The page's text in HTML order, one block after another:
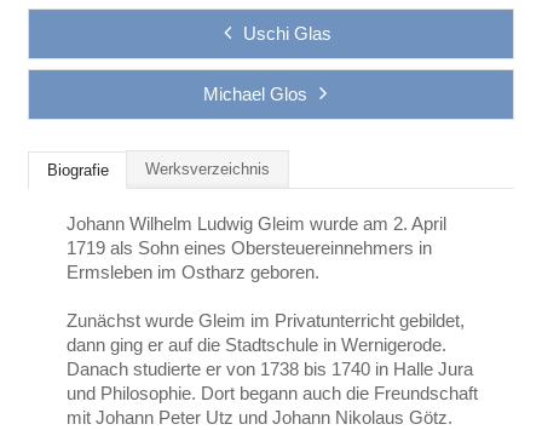
Uschi Glas
Michael Glos
Biografie Werksverzeichnis
Johann Wilhelm Ludwig Gleim wurde am 2. April
1719 als Sohn eines Obersteuereinnehmers in
Ermsleben im Ostharz geboren.
Zunächst wurde Gleim im Privatunterricht gebildet,
dann ging er auf die Stadtschule in Wernigerode.
Danach studierte er von 1738 bis 1740 in Halle Jura
und Philosophie. Dort begann auch die Freundschaft
mit Johann Peter Utz und Johann Nikolaus Götz.